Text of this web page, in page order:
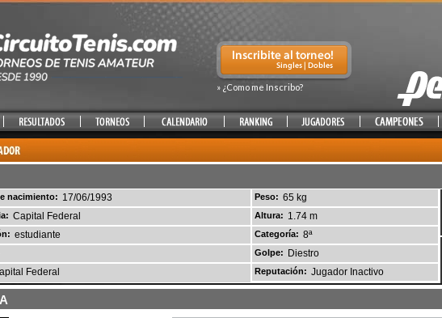
» ¿Como me Inscribo?
nacimiento: 17/06/1993 Peso: 65 kg
Capital Federal Altura: 1.74 m
estudiante Categoría: 8ª
Golpe: Diestro
Federal Reputación: Jugador Inactivo